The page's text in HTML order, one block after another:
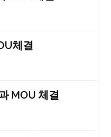
체결
MOU 체결